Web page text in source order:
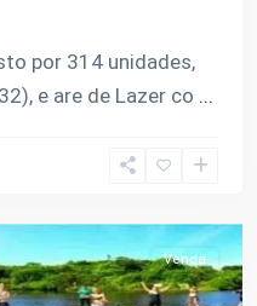
por 314 unidades,
e are de Lazer co ...
Venda